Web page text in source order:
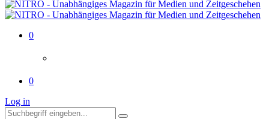
0
0
Log in